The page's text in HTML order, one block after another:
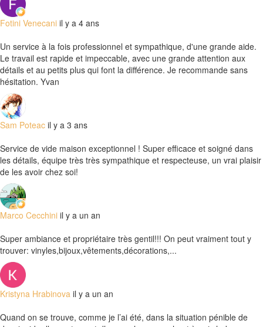
Fotini Venecani il y a 4 ans
Un service à la fois professionnel et sympathique, d'une grande aide.
Le travail est rapide et impeccable, avec une grande attention aux
détails et au petits plus qui font la différence. Je recommande sans
hésitation. Yvan
Sam Poteac il y a 3 ans
Service de vide maison exceptionnel ! Super efficace et soigné dans
les détails, équipe très très sympathique et respecteuse, un vrai plaisir
de les avoir chez soi!
Marco Cecchini il y a un an
Super ambiance et propriétaire très gentil!!! On peut vraiment tout y
trouver: vinyles,bijoux,vêtements,décorations,...
Kristyna Hrabinova il y a un an
Quand on se trouve, comme je l’ai été, dans la situation pénible de